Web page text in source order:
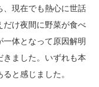
、現在でも熱心に世話
だけ夜間に野菜が食べ
体となって原因解明
きました。いずれも本
と感じました。